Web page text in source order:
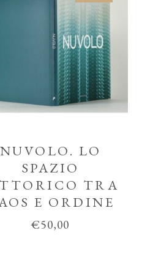
NUVOLO. LO
SPAZIO
TRA
E ORDINE
€50,00